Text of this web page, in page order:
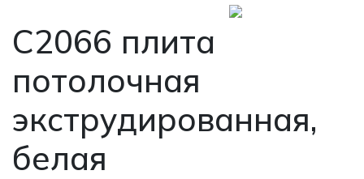
С2066 плита
потолочная
экструдированная,
белая